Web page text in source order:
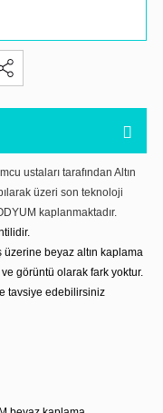
ustaları tarafından Altın
üzeri son teknoloji
kaplanmaktadır.
üzerine beyaz altın kaplama
görüntü olarak fark yoktur.
tavsiye edebilirsiniz